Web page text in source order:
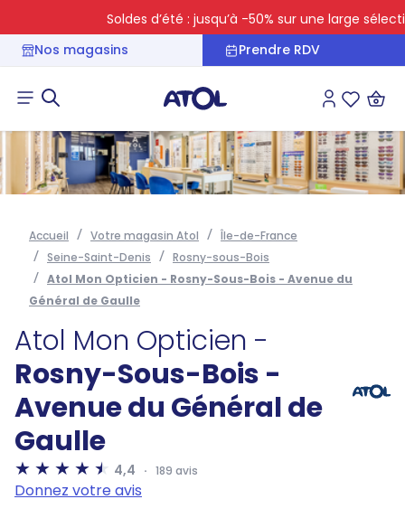
Soldes d’été : jusqu’à -50% sur une large sélection
Nos magasins
Prendre RDV
Connexion
Accueil Votre magasin Atol
Île-de-France
Seine-Saint-Denis
Rosny-sous-Bois
Atol Mon Opticien - Rosny-Sous-Bois - Avenue du
Général de Gaulle
Atol Mon Opticien -
Rosny-Sous-Bois -
Avenue du Général de
Gaulle
4,4 189 avis
Donnez votre avis